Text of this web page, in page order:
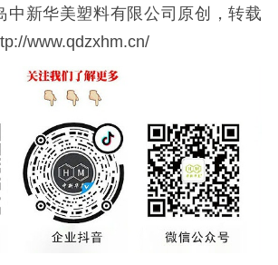
新华美塑料有限公司原创，转载
www.qdzxhm.cn/